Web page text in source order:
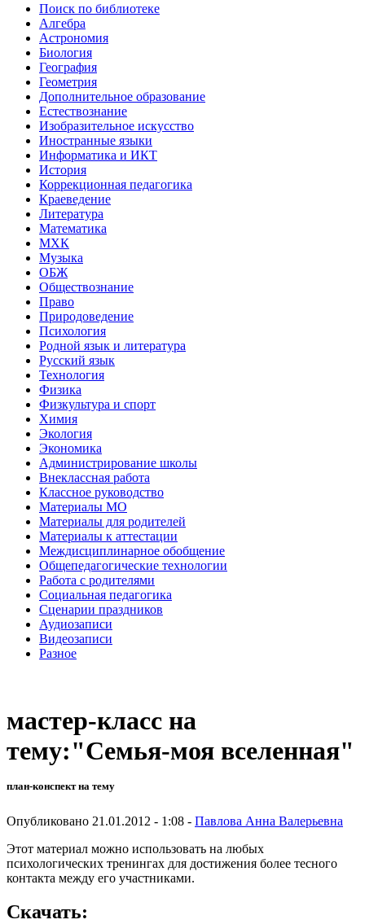
Поиск по библиотеке
Алгебра
Астрономия
Биология
География
Геометрия
Дополнительное образование
Естествознание
Изобразительное искусство
Иностранные языки
Информатика и ИКТ
История
Коррекционная педагогика
Краеведение
Литература
Математика
МХК
Музыка
ОБЖ
Обществознание
Право
Природоведение
Психология
Родной язык и литература
Русский язык
Технология
Физика
Физкультура и спорт
Химия
Экология
Экономика
Администрирование школы
Внеклассная работа
Классное руководство
Материалы МО
Материалы для родителей
Материалы к аттестации
Междисциплинарное обобщение
Общепедагогические технологии
Работа с родителями
Социальная педагогика
Сценарии праздников
Аудиозаписи
Видеозаписи
Разное
мастер-класс на
тему:"Семья-моя вселенная"
план-конспект на тему
Опубликовано 21.01.2012 - 1:08 - Павлова Анна Валерьевна
Этот материал можно использовать на любых
психологических тренингах для достижения более тесного
контакта между его участниками.
Скачать: